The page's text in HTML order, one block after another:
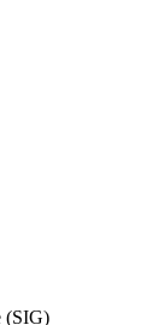
(SIG)